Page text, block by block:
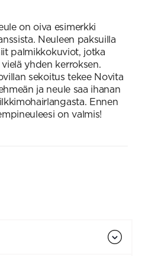
on oiva esimerkki
Neuleen paksuilla
palmikkokuviot, jotka
yhden kerroksen.
sekoitus tekee Novita
ja neule saa ihanan
Ennen
on valmis!